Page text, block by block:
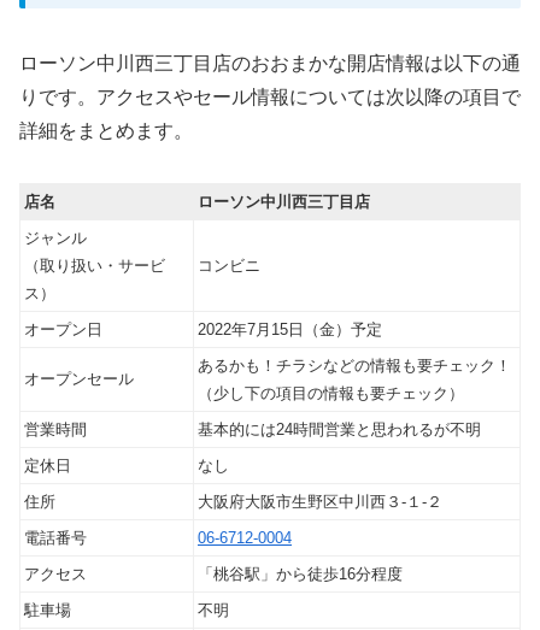
ローソン中川西三丁目店のおおまかな開店情報は以下の通
りです。アクセスやセール情報については次以降の項目で
詳細をまとめます。
店名
ローソン中川西三丁目店
ジャンル
（取り扱い・サービ
ス）
コンビニ
オープン日 2022年7月15日（金）予定
オープンセール
あるかも！チラシなどの情報も要チェック！
（少し下の項目の情報も要チェック）
営業時間
基本的には24時間営業と思われるが不明
定休日
なし
住所
大阪府大阪市生野区中川西３‐１‐２
電話番号
06-6712-0004
アクセス
「桃谷駅」から徒歩16分程度
駐車場
不明